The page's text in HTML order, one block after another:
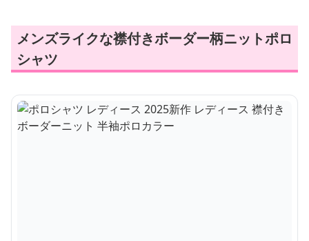
メンズライクな襟付きボーダー柄ニットポロ
シャツ